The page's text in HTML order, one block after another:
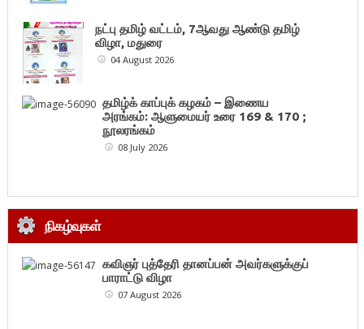
நட்பு தமிழ் வட்டம், 7ஆவது ஆண்டு தமிழ்
விழா, மதுரை
04 August 2026
தமிழ்க் காப்புக் கழகம் – இணைய
அரங்கம்: ஆளுமையர் உரை 169 & 170 ;
நூலரங்கம்
08 July 2026
நிகழ்வுகள்
கவிஞர் புத்தேரி தானப்பன் அவர்களுக்குப்
பாராட்டு விழா
07 August 2026